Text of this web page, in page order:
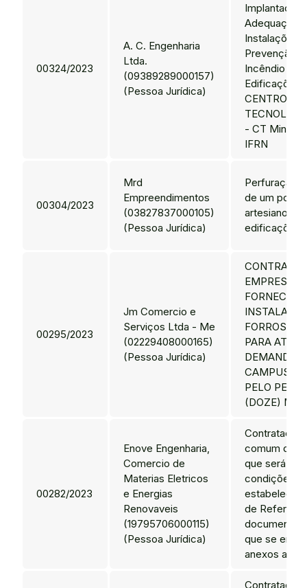
00324/2023
A. C. Engenharia
Ltda.
(09389289000157)
(Pessoa Jurídica)
Implantação
Adequações
Instalações
Prevenção
Incêndio das
Edificações
CENTRO DE
- CT
IFRN
00304/2023
Mrd
Empreendimentos
(03827837000105)
(Pessoa Jurídica)
Perfuração/
de um poço
artesiano e
edificações
00295/2023
Jm Comercio e
Serviços Ltda - Me
(02229408000165)
(Pessoa Jurídica)
EMPRESA
FORROS E
PARA
DEMANDAS
CAMPUS
PELO
(DOZE)
00282/2023
Enove Engenharia,
Comercio de
Materias Eletricos
e Energias
Renovaveis
(19795706000115)
(Pessoa Jurídica)
Contratação
comum de
que será
condições
de
que se
anexos ao
Contratação